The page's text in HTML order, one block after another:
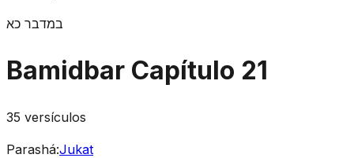
במדבר כא
Bamidbar Capítulo 21
35 versículos
Parashá:Jukat